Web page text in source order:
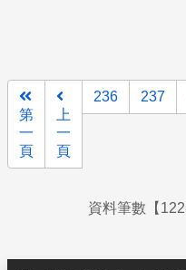
第
一
頁
上
一
頁
236 237
資料筆數【